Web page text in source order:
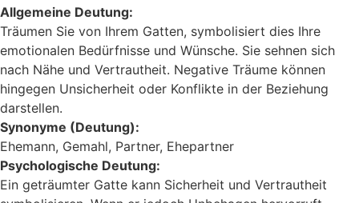
Allgemeine Deutung:
Träumen Sie von Ihrem Gatten, symbolisiert dies Ihre
emotionalen Bedürfnisse und Wünsche. Sie sehnen sich
nach Nähe und Vertrautheit. Negative Träume können
hingegen Unsicherheit oder Konflikte in der Beziehung
darstellen.
Synonyme (Deutung):
Ehemann, Gemahl, Partner, Ehepartner
Psychologische Deutung:
Ein geträumter Gatte kann Sicherheit und Vertrautheit